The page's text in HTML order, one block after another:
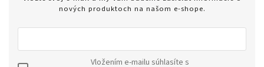
nových produktoch na našom e-shope.